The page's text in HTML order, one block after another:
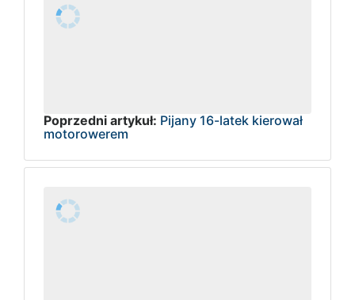
Poprzedni artykuł: Pijany 16-latek kierował
motorowerem